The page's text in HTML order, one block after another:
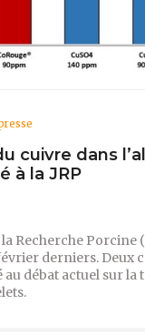
cuivre dans
à la JRP
Recherche Porcine
derniers. Deux
débat actuel sur la